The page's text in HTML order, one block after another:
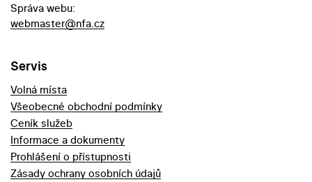
Správa webu:
webmaster@nfa.cz
Servis
Volná místa
Všeobecné obchodní podmínky
Ceník služeb
Informace a dokumenty
Prohlášení o přístupnosti
Zásady ochrany osobních údajů